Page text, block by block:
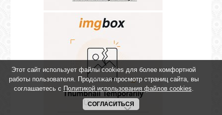
Этот сайт использует файлы cookies для более комфортной
работы пользователя. Продолжая просмотр страниц сайта, вы
соглашаетесь с Политикой использования файлов cookies.
СОГЛАСИТЬСЯ